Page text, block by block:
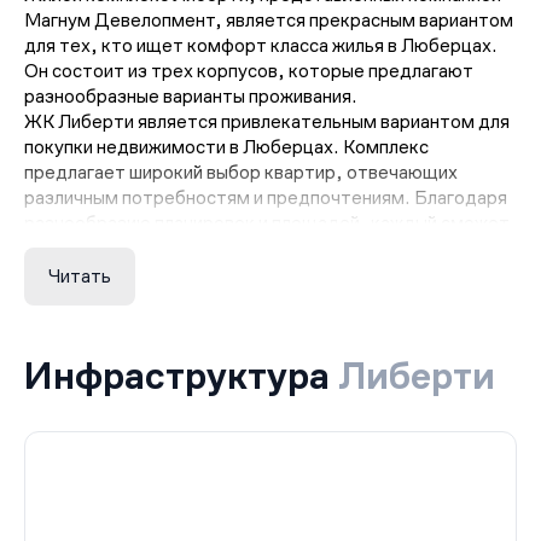
Магнум Девелопмент, является прекрасным вариантом
для тех, кто ищет комфорт класса жилья в Люберцах.
Он состоит из трех корпусов, которые предлагают
разнообразные варианты проживания.
ЖК Либерти является привлекательным вариантом для
покупки недвижимости в Люберцах. Комплекс
предлагает широкий выбор квартир, отвечающих
различным потребностям и предпочтениям. Благодаря
разнообразию планировок и площадей, каждый сможет
Квартиры в жилом комплексе Либерти отвечают
наслаждаться комфортным проживанием. Кроме того,
комплекс предлагает различные варианты планировок,
Читать
Инфраструктура Либерти